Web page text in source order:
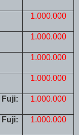
1.000.000
1.000.000
1.000.000
1.000.000
Fuji:
1.000.000
Fuji:
1.000.000